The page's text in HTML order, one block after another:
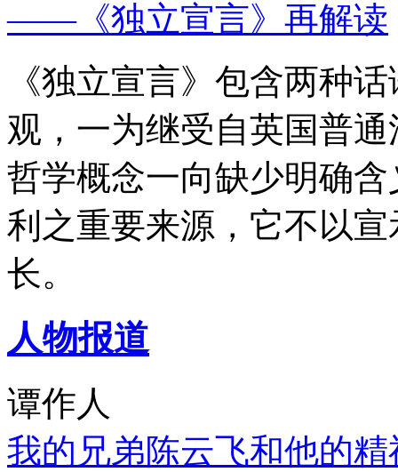
——《独立宣言》再解读
《独立宣言》包含两种
观，一为继受自英国普
哲学概念一向缺少明确
利之重要来源，它不以
长。
人物报道
谭作人
我的兄弟陈云飞和他的